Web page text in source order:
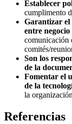
Establecer
cumplimento
Garantizar el
entre
comunicación
comités/
Son los
de la
Fomentar el
de la
la
Referencias